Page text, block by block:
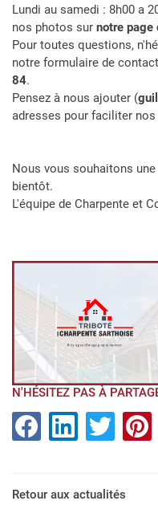
ACCUEIL
 Adresse email de
En cochant cette case, vous
commerciales à l'adresse email
désinscrire à tout moment en
Lundi au samedi : 8h00 a
nos photos sur notre page
Pour toutes questions,
notre formulaire de
84.
Pensez à nous ajouter (
adresses pour faciliter nos
Nous vous souhaitons
bientôt.
L'équipe de Charpente et
N'HÉSITEZ PAS À
Retour aux actualités